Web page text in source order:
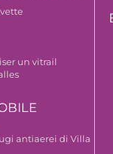
un vitrail
antiaerei di Villa